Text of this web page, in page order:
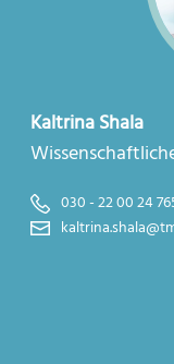
Kaltrina Shala
030 - 22 00 24